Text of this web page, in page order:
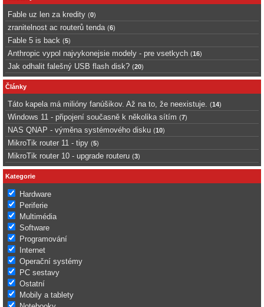
Fable uz len za kredity (0)
zranitelnost ac routerů tenda (6)
Fable 5 is back (5)
Anthropic vypol najvykonejsie modely - pre vsetkych (16)
Jak odhalit falešný USB flash disk? (20)
Články
Táto kapela má milióny fanúšikov. Až na to, že neexistuje. (14)
Windows 11 - připojení současně k několika sítím (7)
NAS QNAP - výměna systémového disku (10)
MikroTik router 11 - tipy (5)
MikroTik router 10 - upgrade routeru (3)
Kategorie
Hardware
Periferie
Multimédia
Software
Programování
Internet
Operační systémy
PC sestavy
Ostatní
Mobily a tablety